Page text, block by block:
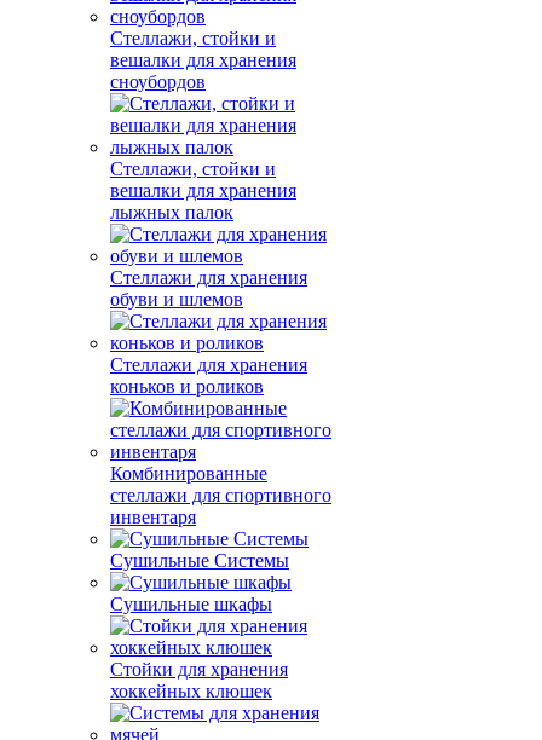
Стеллажи, стойки и
вешалки для хранения
сноубордов
Стеллажи, стойки и
вешалки для хранения
лыжных палок
Стеллажи для хранения
обуви и шлемов
Стеллажи для хранения
коньков и роликов
Комбинированные
стеллажи для спортивного
инвентаря
Сушильные Системы
Сушильные шкафы
Стойки для хранения
хоккейных клюшек